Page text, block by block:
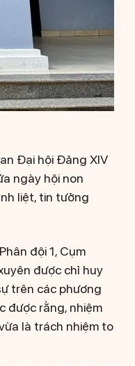
Đại hội Đảng XIV
ngày hội non
liệt, tin tưởng
đội 1, Cụm
được chỉ huy
trên các phương
được rằng, nhiệm
là trách nhiệm to